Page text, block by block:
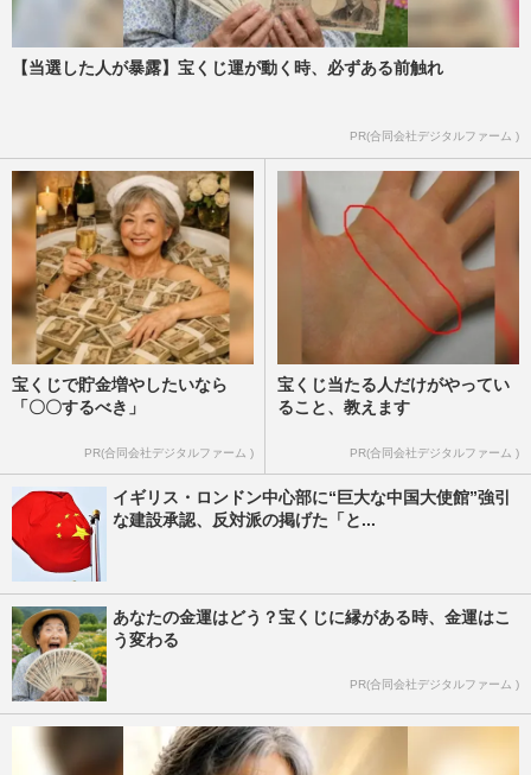
【当選した人が暴露】宝くじ運が動く時、必ずある前触れ
PR(合同会社デジタルファーム )
宝くじで貯金増やしたいなら
「〇〇するべき」
PR(合同会社デジタルファーム )
宝くじ当たる人だけがやってい
ること、教えます
PR(合同会社デジタルファーム )
イギリス・ロンドン中心部に“巨大な中国大使館”強引
な建設承認、反対派の掲げた「と...
あなたの金運はどう？宝くじに縁がある時、金運はこ
う変わる
PR(合同会社デジタルファーム )